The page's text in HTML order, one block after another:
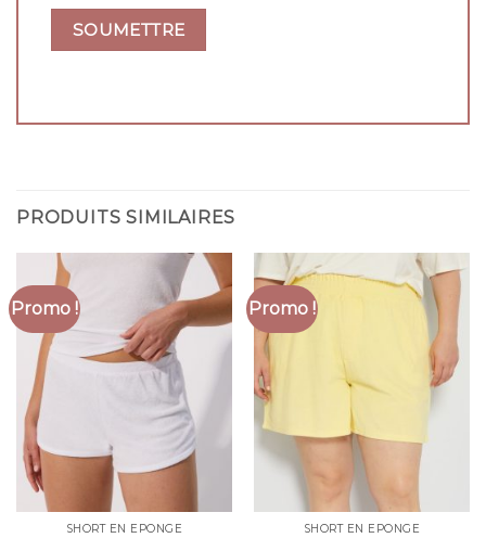
PRODUITS SIMILAIRES
Promo !
SHORT EN EPONGE
Promo !
SHORT EN EPONGE